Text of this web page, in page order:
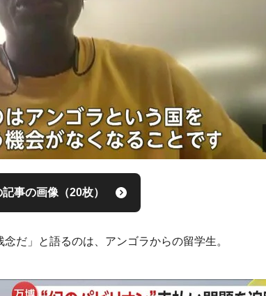
記事の画像（20枚）
だ」と語るのは、アンゴラからの留学生。